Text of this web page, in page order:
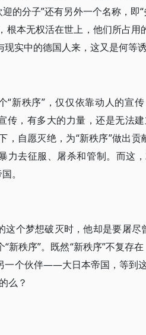
迎的分子”还有另外一个名称，
根本无权活在世上，他们所占
现实中的德国人来，这又是何等
“新秩序”，仅仅依靠动人的宣
传，有多大的力量，还是无法
，自愿灭绝，为“新秩序”做出
力去征服、屠杀和管制。而这
。
这个梦想破灭时，他却是要屠
新秩序”。既然“新秩序”不复存
一个伙伴——大日本帝国，等到
么？